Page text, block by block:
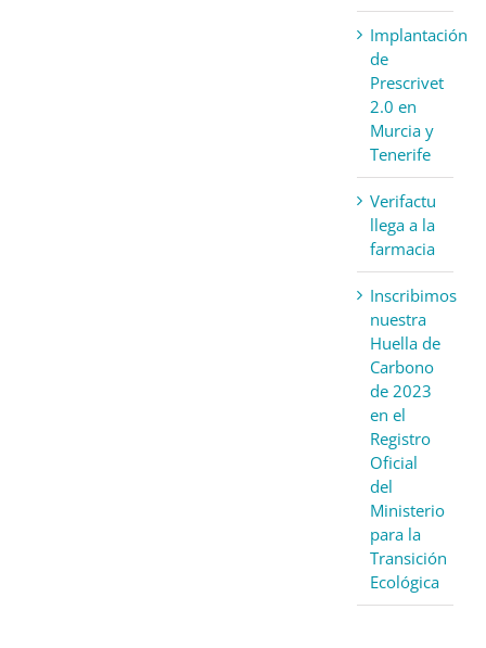
Implantación
de
Prescrivet
2.0 en
Murcia y
Tenerife
Verifactu
llega a la
farmacia
Inscribimos
nuestra
Huella de
Carbono
de 2023
en el
Registro
Oficial
del
Ministerio
para la
Transición
Ecológica